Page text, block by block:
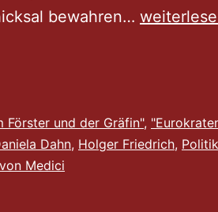
bewahren… Eine
und
Förster und der Gräfin",
Dahn, Holger Friedrich,
Medici